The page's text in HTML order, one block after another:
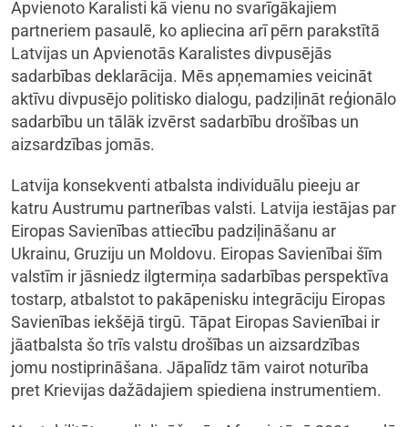
Apvienoto Karalisti kā vienu no svarīgākajiem
partneriem pasaulē, ko apliecina arī pērn parakstītā
Latvijas un Apvienotās Karalistes divpusējās
sadarbības deklarācija. Mēs apņemamies veicināt
aktīvu divpusējo politisko dialogu, padziļināt reģionālo
sadarbību un tālāk izvērst sadarbību drošības un
aizsardzības jomās.
Latvija konsekventi atbalsta individuālu pieeju ar
katru Austrumu partnerības valsti. Latvija iestājas par
Eiropas Savienības attiecību padziļināšanu ar
Ukrainu, Gruziju un Moldovu. Eiropas Savienībai šīm
valstīm ir jāsniedz ilgtermiņa sadarbības perspektīva
tostarp, atbalstot to pakāpenisku integrāciju Eiropas
Savienības iekšējā tirgū. Tāpat Eiropas Savienībai ir
jāatbalsta šo trīs valstu drošības un aizsardzības
jomu nostiprināšana. Jāpalīdz tām vairot noturība
pret Krievijas dažādajiem spiediena instrumentiem.